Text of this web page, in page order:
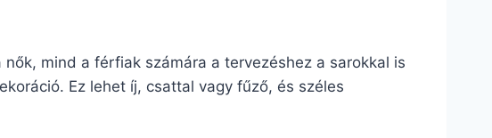
mind a férfiak számára a tervezéshez a sarokkal is
Ez lehet íj, csattal vagy fűző, és széles